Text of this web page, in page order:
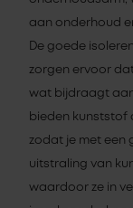
aan onderhoud
De goede
zorgen ervoor
wat bijdraagt aan
bieden kunststof
zodat je met een
uitstraling van
waardoor ze in